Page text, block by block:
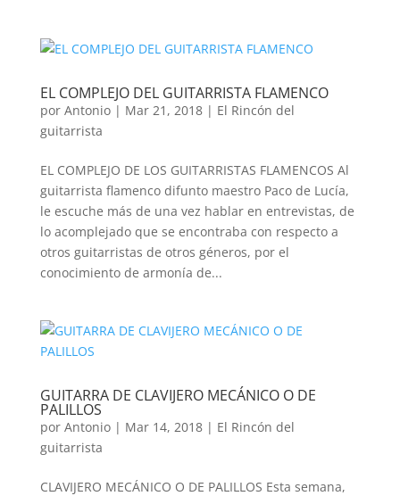
EL COMPLEJO DEL GUITARRISTA FLAMENCO
por Antonio| Mar 21, 2018| El Rincón del
guitarrista
EL COMPLEJO DE LOS GUITARRISTAS FLAMENCOS Al
guitarrista flamenco difunto maestro Paco de Lucía,
le escuche más de una vez hablar en entrevistas, de
lo acomplejado que se encontraba con respecto a
otros guitarristas de otros géneros, por el
conocimiento de armonía de...
GUITARRA DE CLAVIJERO MECÁNICO O DE
PALILLOS
por Antonio| Mar 14, 2018| El Rincón del
guitarrista
CLAVIJERO MECÁNICO O DE PALILLOS Esta semana,